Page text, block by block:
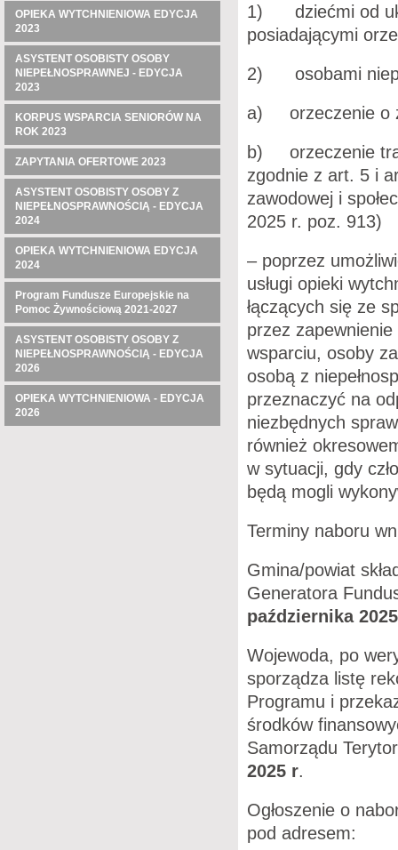
OPIEKA WYTCHNIENIOWA EDYCJA
2023
ASYSTENT OSOBISTY OSOBY
NIEPEŁNOSPRAWNEJ - EDYCJA
2023
KORPUS WSPARCIA SENIORÓW NA
ROK 2023
ZAPYTANIA OFERTOWE 2023
ASYSTENT OSOBISTY OSOBY Z
NIEPEŁNOSPRAWNOŚCIĄ - EDYCJA
2024
OPIEKA WYTCHNIENIOWA EDYCJA
2024
Program Fundusze Europejskie na
Pomoc Żywnościową 2021-2027
ASYSTENT OSOBISTY OSOBY Z
NIEPEŁNOSPRAWNOŚCIĄ - EDYCJA
2026
OPIEKA WYTCHNIENIOWA - EDYCJA
2026
1) dziećmi od
posiadającymi
2) osobami
a) orzeczenie o
b) orzeczenie
zgodnie z art. 5 i
zawodowej i
2025 r. poz. 913)
– poprzez
usługi opieki
łączących się ze
przez
wsparciu, osoby
osobą z
przeznaczyć na
niezbędnych
również
w sytuacji, gdy
będą mogli
Terminy naboru
Gmina/powiat
Generatora
października
Wojewoda, po
sporządza listę
Programu i
środków
Samorządu
2025 r.
Ogłoszenie o
pod adresem: